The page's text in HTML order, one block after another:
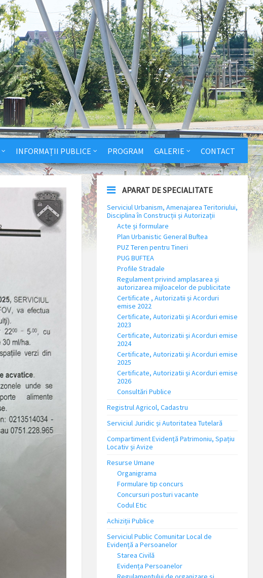
INFORMAȚII PUBLICE PROGRAM GALERIE CONTACT
APARAT DE SPECIALITATE
Serviciul Urbanism, Amenajarea Teritoriului,
Disciplina în Construcții și Autorizații
Acte și formulare
Plan Urbanistic General Buftea
PUZ Teren pentru Tineri
PUG BUFTEA
Profile Stradale
Regulament privind amplasarea și
autorizarea mijloacelor de publicitate
Certificate , Autorizatii și Acorduri
emise 2022
Certificate, Autorizatii și Acorduri emise
2023
Certificate, Autorizatii și Acorduri emise
2024
Certificate, Autorizatii și Acorduri emise
2025
Certificate, Autorizatii și Acorduri emise
2026
Consultări Publice
Registrul Agricol, Cadastru
Serviciul Juridic și Autoritatea Tutelară
Compartiment Evidență Patrimoniu, Spațiu
Locativ și Avize
Resurse Umane
Organigrama
Formulare tip concurs
Concursuri posturi vacante
Codul Etic
Achiziții Publice
Serviciul Public Comunitar Local de
Evidență a Persoanelor
Starea Civilă
Evidența Persoanelor